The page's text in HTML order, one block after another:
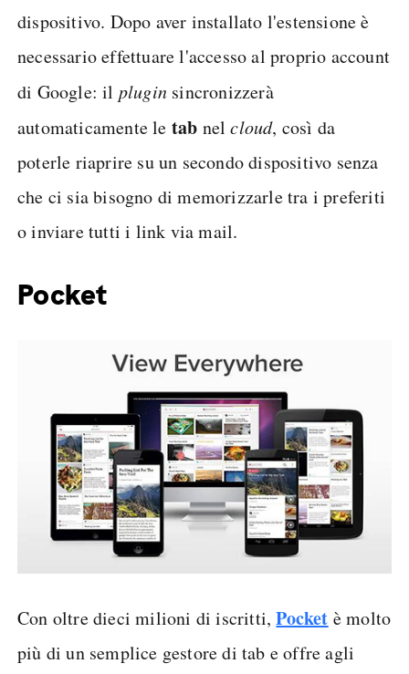
dispositivo. Dopo aver installato l'estensione è
necessario effettuare l'accesso al proprio account
di Google: il plugin sincronizzerà
automaticamente le tab nel cloud, così da
poterle riaprire su un secondo dispositivo senza
che ci sia bisogno di memorizzarle tra i preferiti
o inviare tutti i link via mail.
Pocket
Con oltre dieci milioni di iscritti,Pocket è molto
più di un semplice gestore di tab e offre agli